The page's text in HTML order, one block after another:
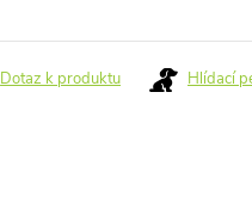
Dotaz k produktu Hlídací